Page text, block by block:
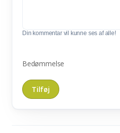
Din kommentar vil kunne ses af alle!
Bedømmelse